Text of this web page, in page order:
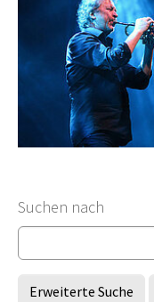
Suchformular
Suchen nach
Erweiterte Suche